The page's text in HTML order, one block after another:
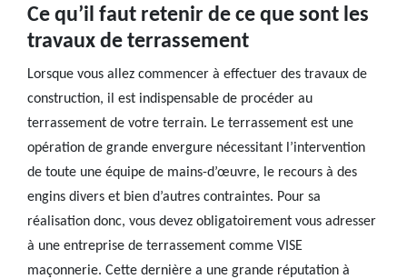
Ce qu’il faut retenir de ce que sont les
travaux de terrassement
Lorsque vous allez commencer à effectuer des travaux de
construction, il est indispensable de procéder au
terrassement de votre terrain. Le terrassement est une
opération de grande envergure nécessitant l’intervention
de toute une équipe de mains-d’œuvre, le recours à des
engins divers et bien d’autres contraintes. Pour sa
réalisation donc, vous devez obligatoirement vous adresser
à une entreprise de terrassement comme VISE
maçonnerie. Cette dernière a une grande réputation à